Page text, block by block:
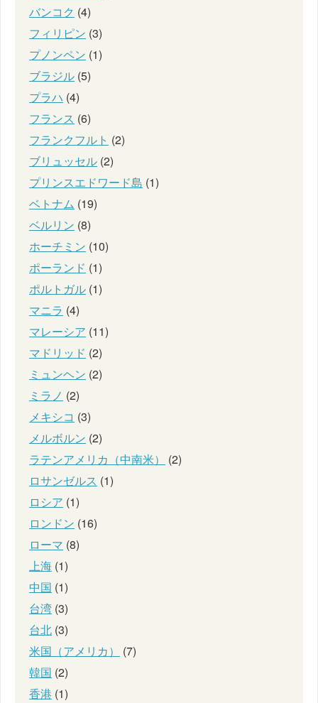
バンコク (4)
フィリピン (3)
プノンペン (1)
ブラジル (5)
プラハ (4)
フランス (6)
フランクフルト (2)
ブリュッセル (2)
プリンスエドワード島 (1)
ベトナム (19)
ベルリン (8)
ホーチミン (10)
ポーランド (1)
ポルトガル (1)
マニラ (4)
マレーシア (11)
マドリッド (2)
ミュンヘン (2)
ミラノ (2)
メキシコ (3)
メルボルン (2)
ラテンアメリカ（中南米）
(2)
ロサンゼルス (1)
ロシア (1)
ロンドン (16)
ローマ (8)
上海 (1)
中国 (1)
台湾 (3)
台北 (3)
米国（アメリカ）
(7)
韓国 (2)
香港 (1)